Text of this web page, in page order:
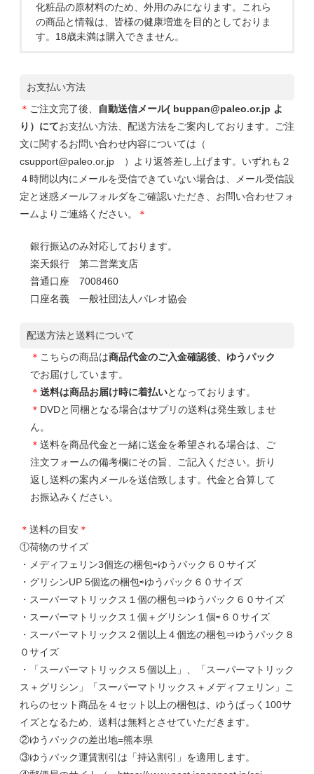
化粧品の原材料のため、外用のみになります。これら
の商品と情報は、皆様の健康増進を目的としておりま
す。18歳未満は購入できません。
お支払い方法
＊ ご注文完了後、
自動送信メール( buppan@paleo.or.jp よ
り）にてお支払い方法、配送方法をご案内しております。ご注
文に関するお問い合わせ内容については（
csupport@paleo.or.jp ）より返答差し上げます。いずれも２
４時間以内にメールを受信できていない場合は、メール受信設
定と迷惑メールフォルダをご確認いただき、お問い合わせフォ
ームよりご連絡ください。
＊
銀行振込のみ対応しております。
楽天銀行 第二営業支店
普通口座 7008460
口座名義 一般社団法人パレオ協会
配送方法と送料について
＊ こちらの商品は商品代金のご入金確認後、ゆうパック
でお届けしています。
＊ 送料は商品お届け時に着払いとなっております。
＊ DVDと同梱となる場合はサプリの送料は発生致しませ
ん。
＊ 送料を商品代金と一緒に送金を希望される場合は、ご
注文フォームの備考欄にその旨、ご記入ください。折り
返し送料の案内メールを送信致します。代金と合算して
お振込みください。
＊ 送料の目安＊
①荷物のサイズ
・メディフェリン3個迄の梱包⇨ゆうパック６０サイズ
・グリシンUP 5個迄の梱包⇨ゆうパック６０サイズ
・スーパーマトリックス１個の梱包⇒ゆうパック６０サイズ
・スーパーマトリックス１個＋グリシン１個⇨６０サイズ
・スーパーマトリックス２個以上４個迄の梱包⇒ゆうパック８
０サイズ
・「スーパーマトリックス５個以上」、「スーパーマトリック
ス＋グリシン」「スーパーマトリックス＋メディフェリン」こ
れらのセット商品を４セット以上の梱包は、ゆうぱっく100サ
イズとなるため、送料は無料とさせていただきます。
②ゆうパックの差出地=熊本県
③ゆうパック運賃割引は「持込割引」を適用します。